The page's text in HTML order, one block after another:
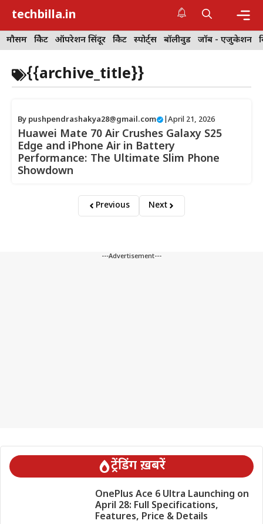
content
techbilla.in
मौसम क्रिकेट ऑपरेशन सिंदूर क्रिकेट स्पोर्ट्स बॉलीवुड जॉब - एजुकेशन
{{archive_title}}
By pushpendrashakya28@gmail.com April 21, 2026
Huawei Mate 70 Air Crushes Galaxy S25
Edge and iPhone Air in Battery
Performance: The Ultimate Slim Phone
Showdown
Previous Next
---Advertisement---
ट्रेंडिंग ख़बरें
OnePlus Ace 6 Ultra Launching on
April 28: Full Specifications,
Features, Price & Details